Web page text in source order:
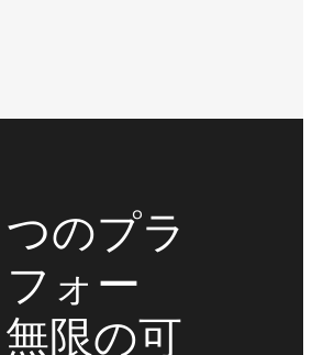
のプラ
ォー
限の可